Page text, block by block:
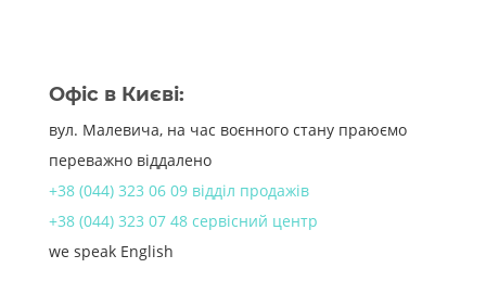
Офіс в Києві:
вул. Малевича, на час воєнного стану праюємо
переважно віддалено
+38 (044) 323 06 09 відділ продажів
+38 (044) 323 07 48 сервісний центр
we speak English